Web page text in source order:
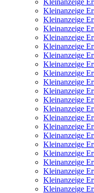
Kleinanzeige
Kleinanzeige
Kleinanzeige
Kleinanzeige
Kleinanzeige
Kleinanzeige
Kleinanzeige
Kleinanzeige
Kleinanzeige
Kleinanzeige
Kleinanzeige
Kleinanzeige
Kleinanzeige
Kleinanzeige
Kleinanzeige
Kleinanzeige
Kleinanzeige
Kleinanzeige
Kleinanzeige
Kleinanzeige
Kleinanzeige